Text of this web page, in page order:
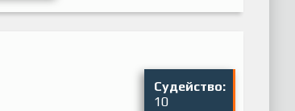
Судейство:
10